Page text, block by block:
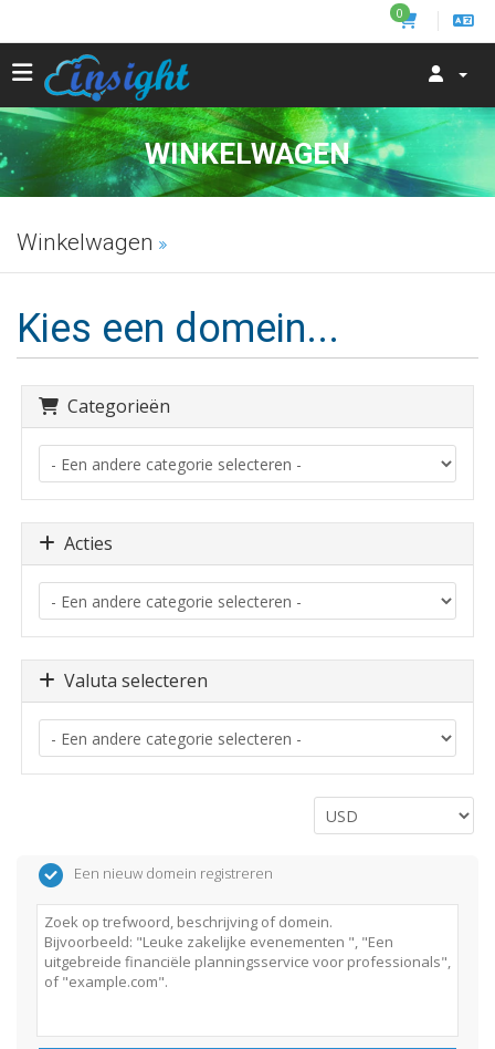
0
WINKELWAGEN
Winkelwagen
Kies een domein...
Categorieën
Acties
Valuta selecteren
Een nieuw domein registreren